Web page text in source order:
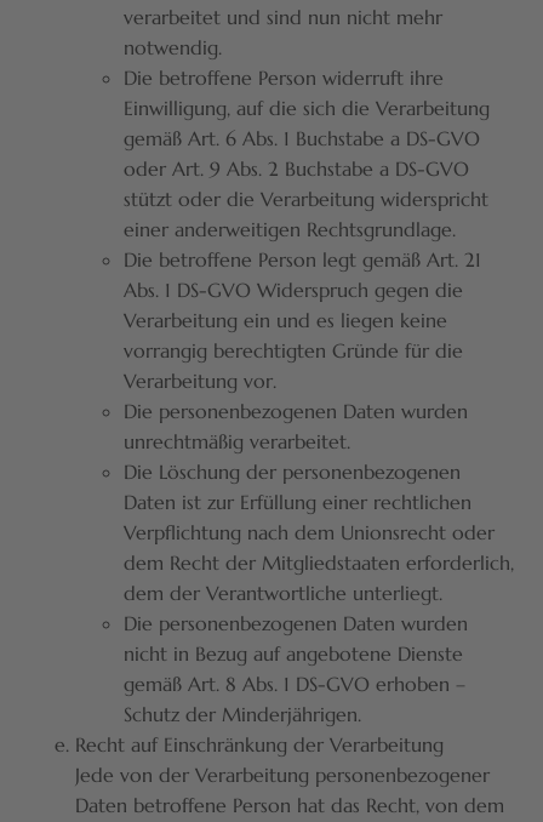
verarbeitet und sind nun nicht mehr
notwendig.
Die betroffene Person widerruft ihre
Einwilligung, auf die sich die Verarbeitung
gemäß Art. 6 Abs. 1 Buchstabe a DS-GVO
oder Art. 9 Abs. 2 Buchstabe a DS-GVO
stützt oder die Verarbeitung widerspricht
einer anderweitigen Rechtsgrundlage.
Die betroffene Person legt gemäß Art. 21
Abs. 1 DS-GVO Widerspruch gegen die
Verarbeitung ein und es liegen keine
vorrangig berechtigten Gründe für die
Verarbeitung vor.
Die personenbezogenen Daten wurden
unrechtmäßig verarbeitet.
Die Löschung der personenbezogenen
Daten ist zur Erfüllung einer rechtlichen
Verpflichtung nach dem Unionsrecht oder
dem Recht der Mitgliedstaaten erforderlich,
dem der Verantwortliche unterliegt.
Die personenbezogenen Daten wurden
nicht in Bezug auf angebotene Dienste
gemäß Art. 8 Abs. 1 DS-GVO erhoben –
Schutz der Minderjährigen.
Recht auf Einschränkung der Verarbeitung
Jede von der Verarbeitung personenbezogener
Daten betroffene Person hat das Recht, von dem